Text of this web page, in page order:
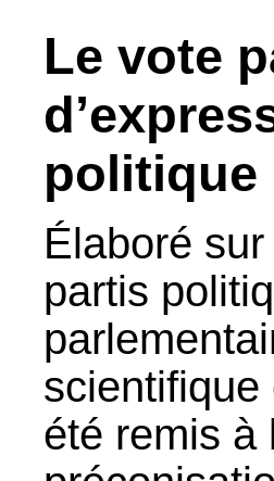
Le vote
politique
Élaboré
partis
été remis à